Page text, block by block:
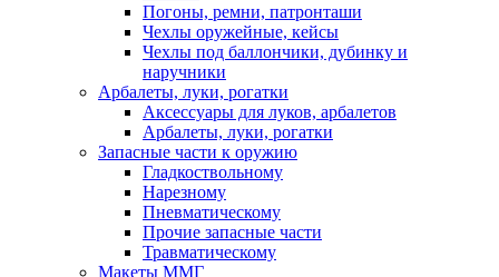
Погоны, ремни, патронташи
Чехлы оружейные, кейсы
Чехлы под баллончики, дубинку и
наручники
Арбалеты, луки, рогатки
Аксессуары для луков, арбалетов
Арбалеты, луки, рогатки
Запасные части к оружию
Гладкоствольному
Нарезному
Пневматическому
Прочие запасные части
Травматическому
Макеты ММГ